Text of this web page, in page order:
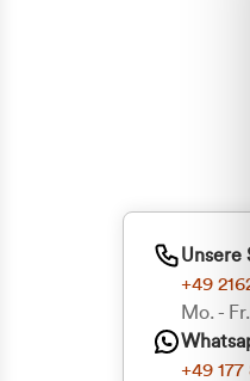
Unsere
+49
Mo. -
+49 177